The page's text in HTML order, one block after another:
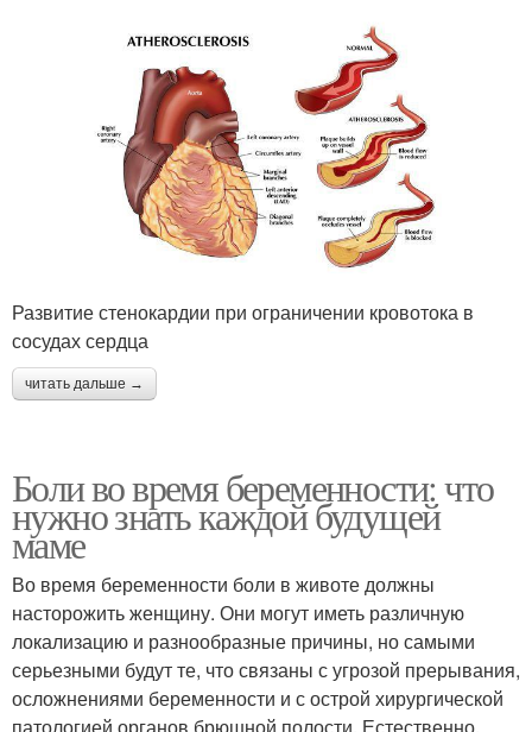
Развитие стенокардии при ограничении кровотока в
сосудах сердца
читать дальше →
Боли во время беременности: что
нужно знать каждой будущей
маме
Во время беременности боли в животе должны
насторожить женщину. Они могут иметь различную
локализацию и разнообразные причины, но самыми
серьезными будут те, что связаны с угрозой прерывания,
осложнениями беременности и с острой хирургической